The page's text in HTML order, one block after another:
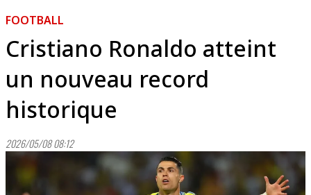
FOOTBALL
Cristiano Ronaldo atteint
un nouveau record
historique
2026/05/08 08:12